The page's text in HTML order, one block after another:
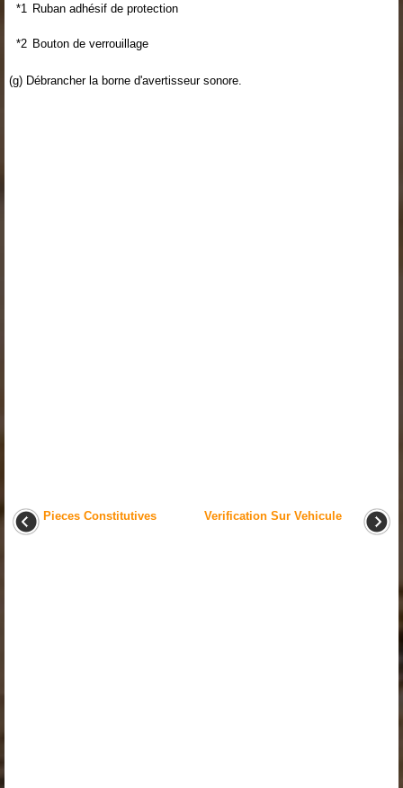
*1 Ruban adhésif de protection
*2 Bouton de verrouillage
(g) Débrancher la borne d'avertisseur sonore.
Pieces Constitutives Verification Sur Vehicule